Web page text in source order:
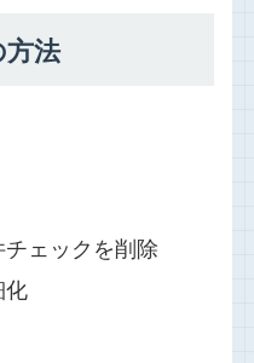
法
ェックを削除
化